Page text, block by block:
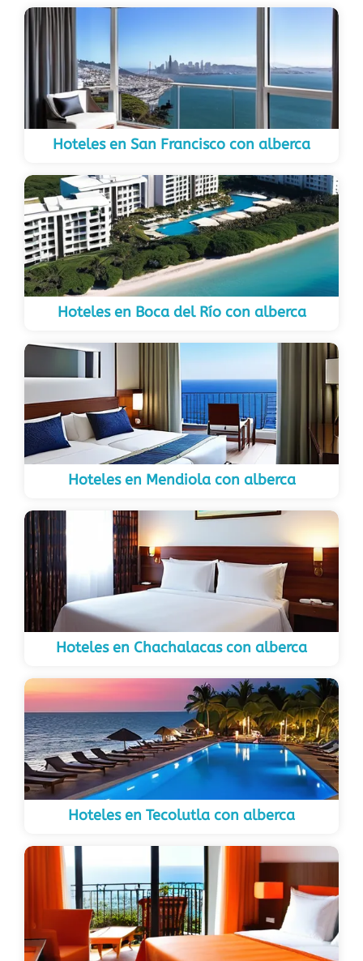
Hoteles en San Francisco con alberca
Hoteles en Boca del Río con alberca
Hoteles en Mendiola con alberca
Hoteles en Chachalacas con alberca
Hoteles en Tecolutla con alberca